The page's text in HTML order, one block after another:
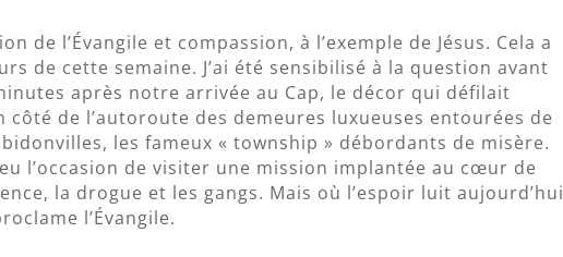
de l’Évangile et compassion, à l’exemple de Jésus. Cela a
de cette semaine. J’ai été sensibilisé à la question avant
après notre arrivée au Cap, le décor qui défilait
côté de l’autoroute des demeures luxueuses entourées de
les fameux « township » débordants de misère.
l’occasion de visiter une mission implantée au cœur de
la drogue et les gangs. Mais où l’espoir luit aujourd’hui
l’Évangile.